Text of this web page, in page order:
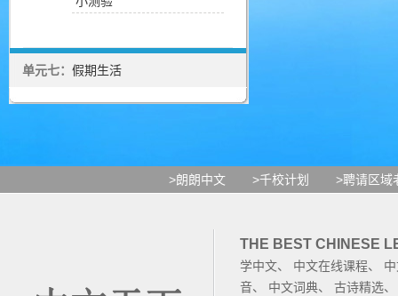
单元七： 假期生活
>朗朗中文 >千校计划 >聘请区域
THE BEST CHINESE
学中文、 中文在线课程、
音、 中文词典、 古诗精选